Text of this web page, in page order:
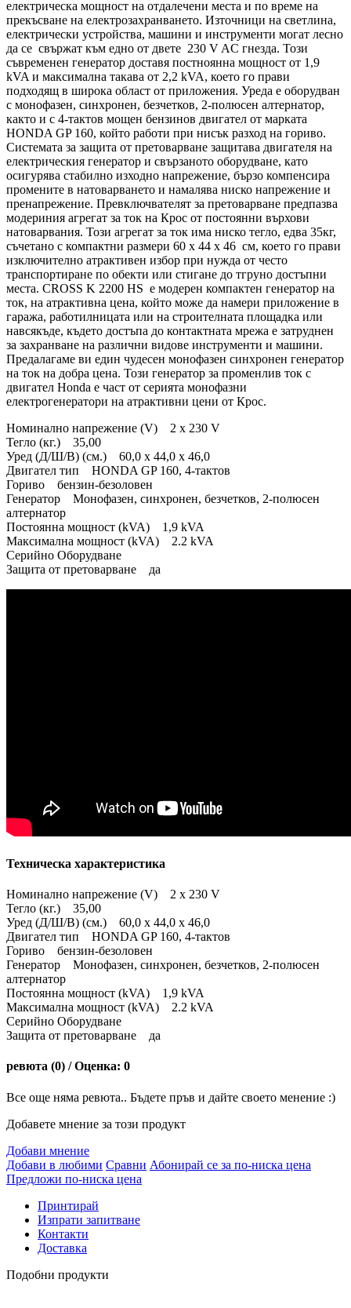
електрическа мощност на отдалечени места и по време на
прекъсване на електрозахранването. Източници на светлина,
електрически устройства, машини и инструменти могат лесно
да се свържат към едно от двете 230 V AC гнезда. Този
съвременен генератор доставя постноянна мощност от 1,9
kVA и максимална такава от 2,2 kVA, което го прави
подходящ в широка област от приложения. Уреда е оборудван
с монофазен, синхронен, безчетков, 2-полюсен алтернатор,
както и с 4-тактов мощен бензинов двигател от марката
HONDA GP 160, който работи при нисък разход на гориво.
Системата за защита от претоварване защитава двигателя на
електрическия генератор и свързаното оборудване, като
осигурява стабилно изходно напрежение, бързо компенсира
промените в натоварването и намалява ниско напрежение и
пренапрежение. Превключвателят за претоварване предпазва
модериния агрегат за ток на Крос от постоянни върхови
натоварвания. Този агрегат за ток има ниско тегло, едва 35кг,
съчетано с компактни размери 60 x 44 x 46 см, което го прави
изключително атрактивен избор при нужда от често
транспортиране по обекти или стигане до тгруно достъпни
места. CROSS K 2200 HS е модерен компактен генератор на
ток, на атрактивна цена, който може да намери приложение в
гаража, работилницата или на строителната площадка или
навсякъде, където достъпа до контактната мрежа е затруднен
за захранване на различни видове инструменти и машини.
Предалагаме ви един чудесен монофазен синхронен генератор
на ток на добра цена. Този генератор за променлив ток с
двигател Honda е част от серията монофазни
електрогенератори на атрактивни цени от Крос.
Номинално напрежение (V) 2 x 230 V
Тегло (кг.) 35,00
Уред (Д/Ш/В) (cм.) 60,0 x 44,0 x 46,0
Двигател тип HONDA GP 160, 4-тактов
Гориво бензин-безоловен
Генератор Монофазен, синхронен, безчетков, 2-полюсен
алтернатор
Постоянна мощност (kVA) 1,9 kVA
Максимална мощност (kVA) 2.2 kVA
Серийно Оборудване
Защита от претоварване да
Техническа характеристика
Номинално напрежение (V) 2 x 230 V
Тегло (кг.) 35,00
Уред (Д/Ш/В) (cм.) 60,0 x 44,0 x 46,0
Двигател тип HONDA GP 160, 4-тактов
Гориво бензин-безоловен
Генератор Монофазен, синхронен, безчетков, 2-полюсен
алтернатор
Постоянна мощност (kVA) 1,9 kVA
Максимална мощност (kVA) 2.2 kVA
Серийно Оборудване
Защита от претоварване да
ревюта (0) / Оценка: 0
Все още няма ревюта.. Бъдете пръв и дайте своето менение :)
Добавете мнение за този продукт
Добави мнение
Добави в любими Сравни Абонирай се за по-ниска цена
Предложи по-ниска цена
Принтирай
Изпрати запитване
Контакти
Доставка
Подобни продукти